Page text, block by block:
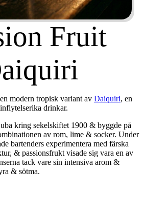
Fruit
modern tropisk variant av Daiquiri, en
drinkar.
kring sekelskiftet 1900 & byggde på
av rom, lime & socker. Under
bartenders experimentera med färska
& passionsfrukt visade sig vara en av
tack vare sin intensiva arom &
& sötma.